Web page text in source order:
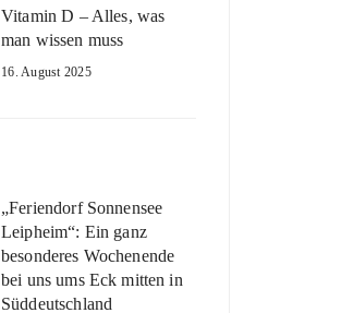
Vitamin D – Alles, was
man wissen muss
16. August 2025
„Feriendorf Sonnensee
Leipheim“: Ein ganz
besonderes Wochenende
bei uns ums Eck mitten in
Süddeutschland